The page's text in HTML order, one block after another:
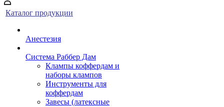
Каталог продукции
Анестезия
Система Раббер Дам
Клампы коффердам и
наборы клампов
Инструменты для
коффердам
Завесы (латексные